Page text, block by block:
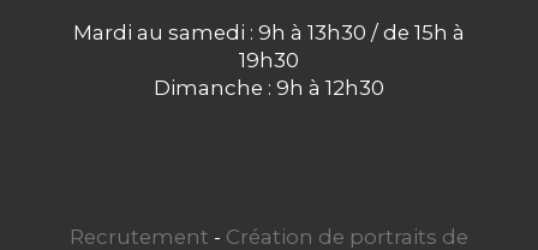
Mardi au samedi : 9h à 13h30 / de 15h à
19h30
Dimanche : 9h à 12h30
Recrutement - Création de portraits de